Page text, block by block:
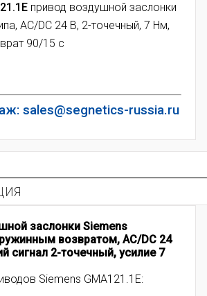
привод воздушной заслонки
AC/DC 24 В, 2-точечный, 7 Нм,
90/15 с
sales@segnetics-russia.ru
заслонки Siemens
возвратом, AC/DC 24
сигнал 2-точечный, усилие 7
Siemens GMA121.1E: